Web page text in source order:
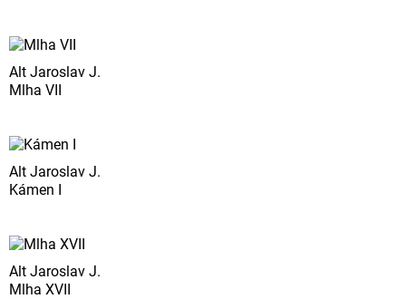
Alt Jaroslav J.
Mlha VII
Alt Jaroslav J.
Kámen I
Alt Jaroslav J.
Mlha XVII